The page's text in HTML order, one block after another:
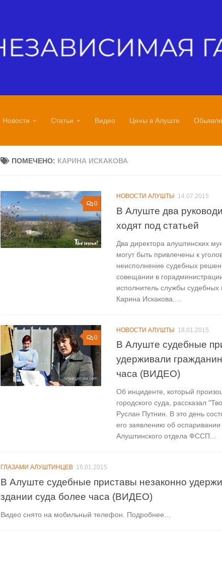
Новости Статьи Видео Цены в Алуште
ПОМЕЧЕНО: КАРИНА ИСКАКОВА
0
НОВОСТИ АЛУШТЫ 14.07.2015
В Алуште два
ходят под статьей
Два директора алуштинских
могут быть привлечены к
неисполнение судебных
совещании в
исполнитель службы судебных
Карина Искакова....
0
НОВОСТИ АЛУШТЫ 18.01.2015
В Алуште судебные
удерживали
часа (ВИДЕО)
Об инциденте, который
городского суда, рассказал
Руслан Путнин. В это день
его заявлению об
Алуштинского отдела ФССП...
ГЛАЗАМИ АЛУШТИНЦЕВ 18.01.2015
В Алуште судебные приставы незаконно
здании суда более часа (ВИДЕО)
Видео снято на мобильный телефон. Подробнее…